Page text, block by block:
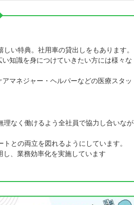
い特典。社用車の貸出しをもあります。
知識を身につけていきたい方には様々な
マネジャー・ヘルパーなどの医療スタッ
なく働けるよう全社員で協力し合いなが
との両立を図れるようにしています。
、業務効率化を実施しています